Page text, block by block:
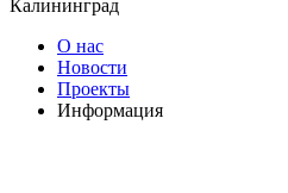
Калининград
О нас
Новости
Проекты
Информация